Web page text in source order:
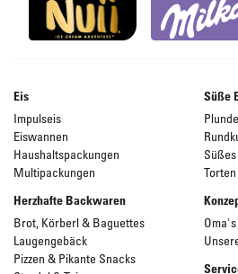
Eis
Impulseis
Eiswannen
Haushaltspackungen
Multipackungen
Süße
Herzhafte Backwaren
Brot, Körberl & Baguettes
Laugengebäck
Pizzen & Pikante Snacks